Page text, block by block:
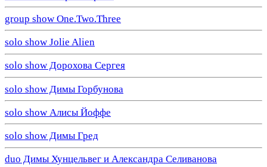
group show One.Two.Three
solo show Jolie Alien
solo show Дорохова Сергея
solo show Димы Горбунова
solo show Алисы Йоффе
solo show Димы Гред
duo Димы Хунцельвег и Александра Селиванова